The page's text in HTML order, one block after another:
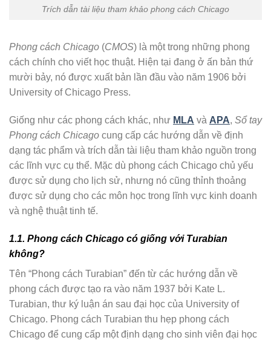
Trích dẫn tài liệu tham khảo phong cách Chicago
Phong cách Chicago (CMOS) là một trong những phong
cách chính cho viết học thuật. Hiện tại đang ở ấn bản thứ
mười bảy, nó được xuất bản lần đầu vào năm 1906 bởi
University of Chicago Press.
Giống như các phong cách khác, như MLA và APA, Sổ tay
Phong cách Chicago cung cấp các hướng dẫn về định
dạng tác phẩm và trích dẫn tài liệu tham khảo nguồn trong
các lĩnh vực cụ thể. Mặc dù phong cách Chicago chủ yếu
được sử dụng cho lịch sử, nhưng nó cũng thỉnh thoảng
được sử dụng cho các môn học trong lĩnh vực kinh doanh
và nghệ thuật tinh tế.
1.1. Phong cách Chicago có giống với Turabian
không?
Tên “Phong cách Turabian” đến từ các hướng dẫn về
phong cách được tạo ra vào năm 1937 bởi Kate L.
Turabian, thư ký luận án sau đại học của University of
Chicago. Phong cách Turabian thu hẹp phong cách
Chicago để cung cấp một định dạng cho sinh viên đại học